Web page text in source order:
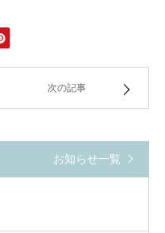
次の記事
お知らせ一覧